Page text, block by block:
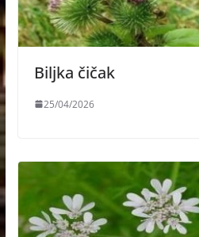
Biljka čičak
25/04/2026